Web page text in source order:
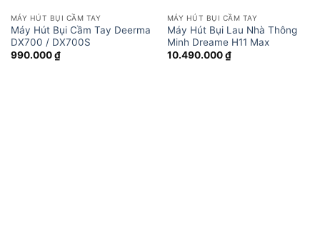
MÁY HÚT BỤI CẦM TAY
Máy Hút Bụi Cầm Tay Deerma
DX700 / DX700S
990.000₫
MÁY HÚT BỤI CẦM TAY
Máy Hút Bụi Lau Nhà Thông
Minh Dreame H11 Max
10.490.000₫